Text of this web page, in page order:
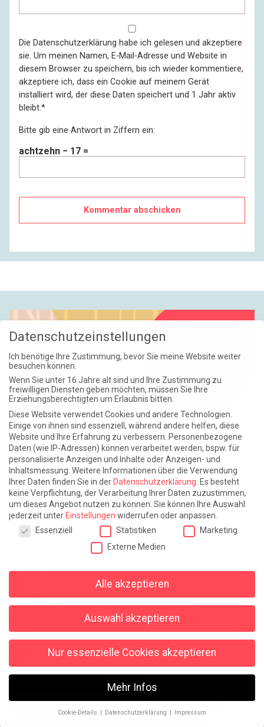
Die Datenschutzerklärung habe ich gelesen und akzeptiere
sie. Um meinen Namen, E-Mail-Adresse und Website in
diesem Browser zu speichern, bis ich wieder kommentiere,
akzeptiere ich, dass ein Cookie auf meinem Gerät
installiert wird, der diese Daten speichert und 1 Jahr aktiv
bleibt.*
Bitte gib eine Antwort in Ziffern ein:
achtzehn − 17 =
Kurze Prozesse
NIEMALS UND AUCH DANN NICHT
Weite Reisen
DIE ELF
Datenschutzeinstellungen
Ich benötige Ihre Zustimmung, bevor Sie meine Website weiter
besuchen können.
Wenn Sie unter 16 Jahre alt sind und Ihre Zustimmung zu
freiwilligen Diensten geben möchten, müssen Sie Ihre
Erziehungsberechtigten um Erlaubnis bitten.
Diese Website verwendet Cookies und andere Technologien.
Einige von ihnen sind essenziell, während andere helfen, diese
Website und Ihre Erfahrung zu verbessern. Personenbezogene
Daten (wie IP-Adressen) können verarbeitet werden, bspw. für
personalisierte Anzeigen und Inhalte oder Anzeigen- und
Inhaltsmessung. Weitere Informationen über die Verwendung
Ihrer Daten finden Sie in der Datenschutzerklärung Es besteht
keine Verpflichtung, der Verarbeitung Ihrer Daten zuzustimmen,
um dieses Angebot nutzen zu können. Sie können Ihre Auswahl
jederzeit unter Einstellungen widerrufen oder anpassen.
Datenschutzeinstellungen
Essenziell Statistiken
Marketing
Externe Medien
Alle akzeptieren
Auswahl akzeptieren
Nur essenzielle Cookies akzeptieren
Mehr Infos
Cookie-Details Datenschutzerklärung Impressum